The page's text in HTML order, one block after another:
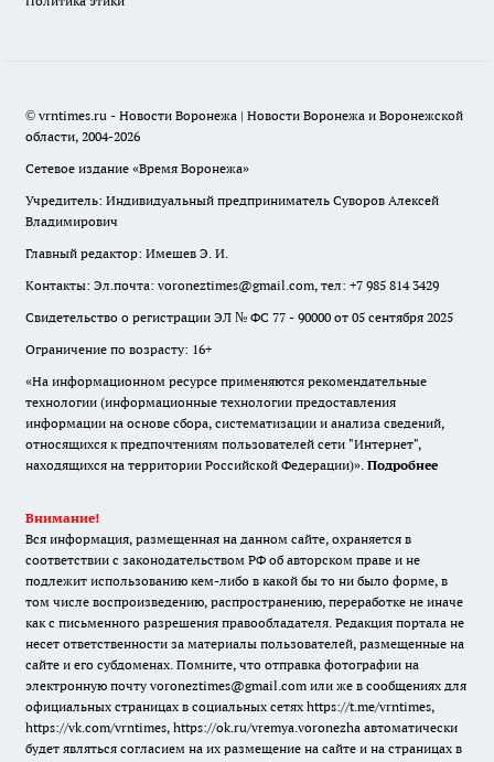
© vrntimes.ru - Новости Воронежа | Новости Воронежа и Воронежской
области, 2004-2026
Сетевое издание «Время Воронежа»
Учредитель: Индивидуальный предприниматель Суворов Алексей
Владимирович
Главный редактор: Имешев Э. И.
Контакты: Эл.почта: voroneztimes@gmail.com, тел: +7 985 814 3429
Свидетельство о регистрации ЭЛ № ФС 77 - 90000 от 05 сентября 2025
Ограничение по возрасту: 16+
«На информационном ресурсе применяются рекомендательные
технологии (информационные технологии предоставления
информации на основе сбора, систематизации и анализа сведений,
относящихся к предпочтениям пользователей сети "Интернет",
находящихся на территории Российской Федерации)». Подробнее
Внимание!
Вся информация, размещенная на данном сайте, охраняется в
соответствии с законодательством РФ об авторском праве и не
подлежит использованию кем-либо в какой бы то ни было форме, в
том числе воспроизведению, распространению, переработке не иначе
как с письменного разрешения правообладателя. Редакция портала не
несет ответственности за материалы пользователей, размещенные на
сайте и его субдоменах. Помните, что отправка фотографии на
электронную почту voroneztimes@gmail.com или же в сообщениях для
официальных страницах в социальных сетях https://t.me/vrntimes,
https://vk.com/vrntimes, https://ok.ru/vremya.voronezha автоматически
будет являться согласием на их размещение на сайте и на страницах в